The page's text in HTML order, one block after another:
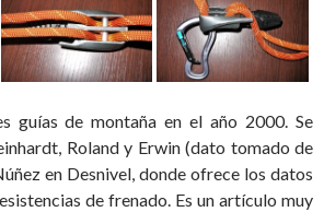
guías de montaña en el año 2000. Se
Roland y Erwin (dato tomado de
en Desnivel, donde ofrece los datos
de frenado. Es un artículo muy